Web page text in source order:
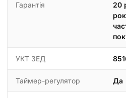
Гарантія
20
УКТ ЗЕД
Таймер-регулятор Да